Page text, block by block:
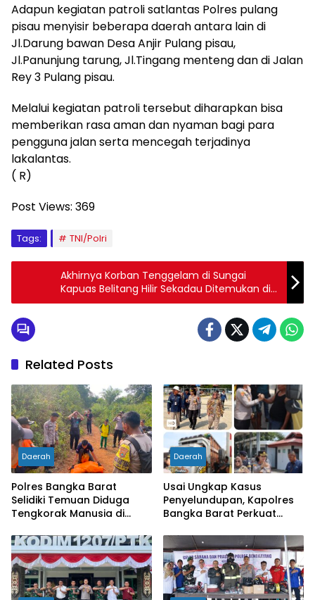
Adapun kegiatan patroli satlantas Polres pulang
pisau menyisir beberapa daerah antara lain di
Jl.Darung bawan Desa Anjir Pulang pisau,
Jl.Panunjung tarung, Jl.Tingang menteng dan di Jalan
Rey 3 Pulang pisau.
Melalui kegiatan patroli tersebut diharapkan bisa
memberikan rasa aman dan nyaman bagi para
pengguna jalan serta mencegah terjadinya
lakalantas.
( R)
Post Views: 369
Tags: TNI/Polri
Akhirnya Korban Tenggelam di Sungai
Kapuas Belitang Hilir Sekadau Ditemukan di
Desa Merapi
Related Posts
Daerah
Polres Bangka Barat
Selidiki Temuan Diduga
Tengkorak Manusia di
Berspekulasi
Daerah
Usai Ungkap Kasus
Penyelundupan, Kapolres
Bangka Barat Perkuat
Pelabuhan Tanjung Kalian